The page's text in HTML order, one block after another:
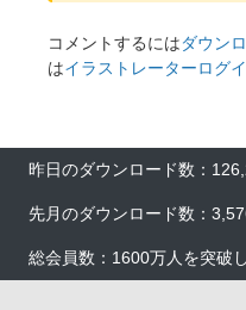
コメントするにはダウン
はイラストレーターログ
昨日のダウンロード数：
先月のダウンロード数：
総会員数：1600万人を突破